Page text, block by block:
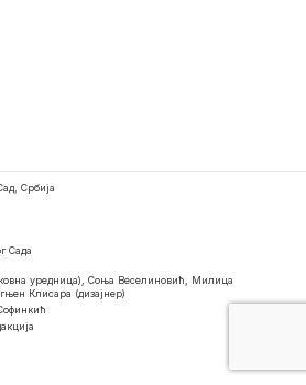
Србија
Сада
уредница), Соња Веселиновић, Милица
Клисара (дизајнер)